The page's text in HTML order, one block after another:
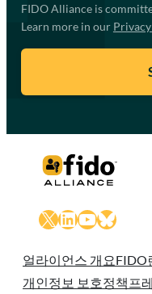
FIDO Alliance is
Learn more in our
X LinkedIn
YouTube
Bluesky
얼라이언스 개요FIDO
개인정보 보호정책 프